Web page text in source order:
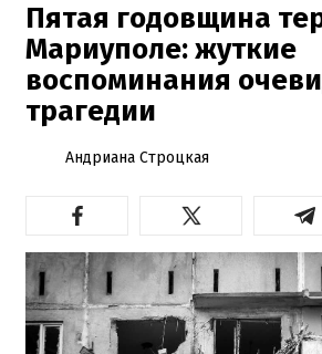
Пятая годовщина
Мариуполе: жуткие
воспоминания
трагедии
Андриана Строцкая